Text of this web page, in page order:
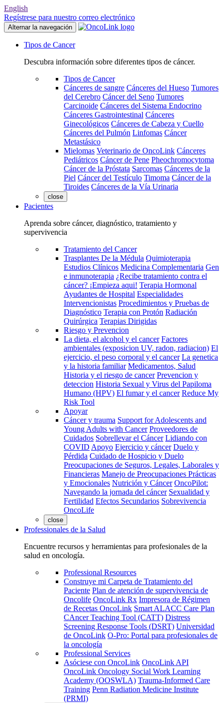
English
Regístrese para nuestro correo electrónico
Alternar la navegación
Tipos de Cancer
Descubra información sobre diferentes tipos de cáncer.
Tipos de Cancer
Cánceres de sangre Cánceres del Hueso Tumores
del Cerebro Cáncer del Seno Tumores
Carcinoide Cánceres del Sistema Endocrino
Cánceres Gastrointestinal Cánceres
Ginecológicos Cánceres de Cabeza y Cuello
Cánceres del Pulmón Linfomas Cáncer
Metastásico
Mielomas Veterinario de OncoLink Cánceres
Pediátricos Cáncer de Pene Pheochromocytoma
Cáncer de la Próstata Sarcomas Cánceres de la
Piel Cáncer del Testículo Timoma Cáncer de la
Tiroides Cánceres de la Vía Urinaria
close
Pacientes
Aprenda sobre cáncer, diagnóstico, tratamiento y
supervivencia
Tratamiento del Cancer
Trasplantes De la Médula Quimioterapia
Estudios Clínicos Medicina Complementaria Gen
e inmunoterapia ¿Recibe tratamiento contra el
cáncer? ¡Empieza aqui! Terapia Hormonal
Ayudantes de Hospital Especialidades
Intervencionistas Procedimientos y Pruebas de
Diagnóstico Terapia con Protón Radiación
Quirúrgica Terapias Dirigidas
Riesgo y Prevencion
La dieta, el alcohol y el cancer Factores
ambientales (exposicion UV, radon, radiacion) El
ejercicio, el peso corporal y el cancer La genetica
y la historia familiar Medicamentos, Salud
Historia y el riesgo de cancer Prevencion y
deteccion Historia Sexual y Virus del Papiloma
Humano (HPV) El fumar y el cancer Reduce My
Risk Tool
Apoyar
Cáncer y trauma Support for Adolescents and
Young Adults with Cancer Proveedores de
Cuidados Sobrellevar el Cáncer Lidiando con
COVID Apoyo Ejercicio y cáncer Duelo y
Pérdida Cuidado de Hospicio y Duelo
Preocupaciones de Seguros, Legales, Laborales y
Financieras Manejo de Preocupaciones Prácticas
y Emocionales Nutrición y Cáncer OncoPilot:
Navegando la jornada del cáncer Sexualidad y
Fertilidad Efectos Secundarios Sobrevivencia
OncoLife
close
Professionales de la Salud
Encuentre recursos y herramientas para profesionales de la
salud en oncología.
Professional Resources
Construye mi Carpeta de Tratamiento del
Paciente Plan de atención de supervivencia de
Oncolife OncoLink Rx Impresora de Régimen
de Recetas OncoLink Smart ALACC Care Plan
CAncer Teaching Tool (CATT) Distress
Screening Response Tools (DSRT) Universidad
de OncoLink O-Pro: Portal para profesionales de
la oncología
Professional Services
Asóciese con OncoLink OncoLink API
OncoLink Oncology Social Work Learning
Academy (OOSWLA) Trauma-Informed Care
Training Penn Radiation Medicine Institute
(PRMI)